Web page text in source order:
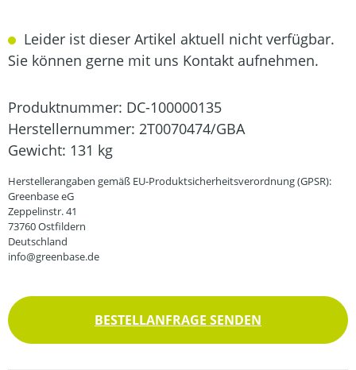
Leider ist dieser Artikel aktuell nicht verfügbar.
Sie können gerne mit uns Kontakt aufnehmen.
Produktnummer: DC-100000135
Herstellernummer: 2T0070474/GBA
Gewicht: 131 kg
Herstellerangaben gemäß EU-Produktsicherheitsverordnung (GPSR):
Greenbase eG
Zeppelinstr. 41
73760 Ostfildern
Deutschland
info@greenbase.de
BESTELLANFRAGE SENDEN